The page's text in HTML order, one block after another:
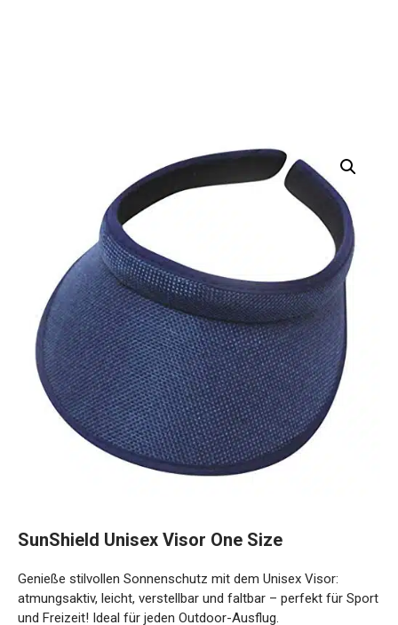
SunShield Unisex Visor One Size
Genieße stilvollen Sonnenschutz mit dem Unisex Visor:
atmungsaktiv, leicht, verstellbar und faltbar – perfekt für